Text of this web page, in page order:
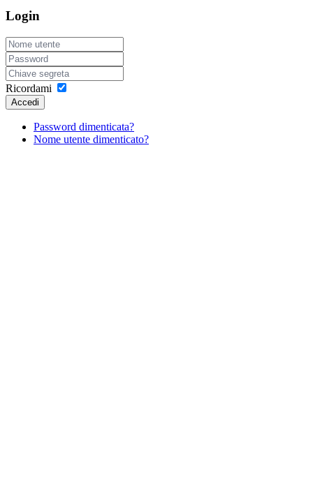
Login
Ricordami
Accedi
Password dimenticata?
Nome utente dimenticato?